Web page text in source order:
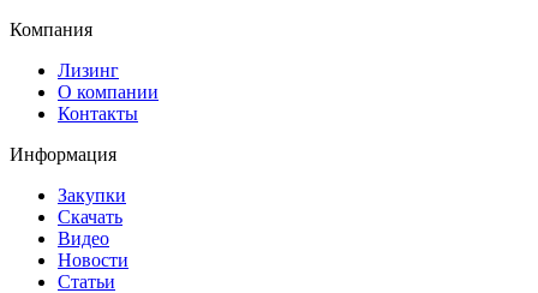
Компания
Лизинг
О компании
Контакты
Информация
Закупки
Скачать
Видео
Новости
Статьи